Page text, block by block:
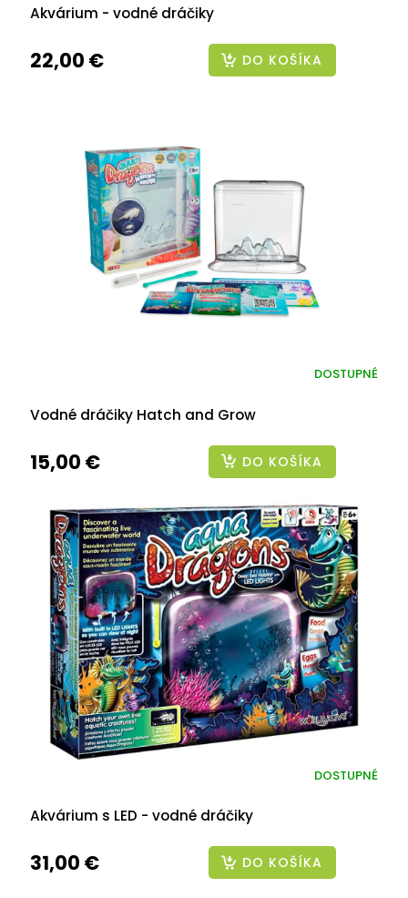
Akvárium - vodné dráčiky
22,00 € DO KOŠÍKA
Vodné dráčiky Hatch and Grow
DOSTUPNÉ
15,00 € DO KOŠÍKA
Akvárium s LED - vodné dráčiky
DOSTUPNÉ
31,00 € DO KOŠÍKA